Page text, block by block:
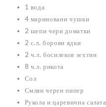
1 вода
4 мариновани чушки
2 шепи чери доматки
2 с.л. борови ядки
2 ч.л. босилеков зехтин
8 ч.л. рикота
Сол
Смлян черен пипер
Рукола и царевична салата